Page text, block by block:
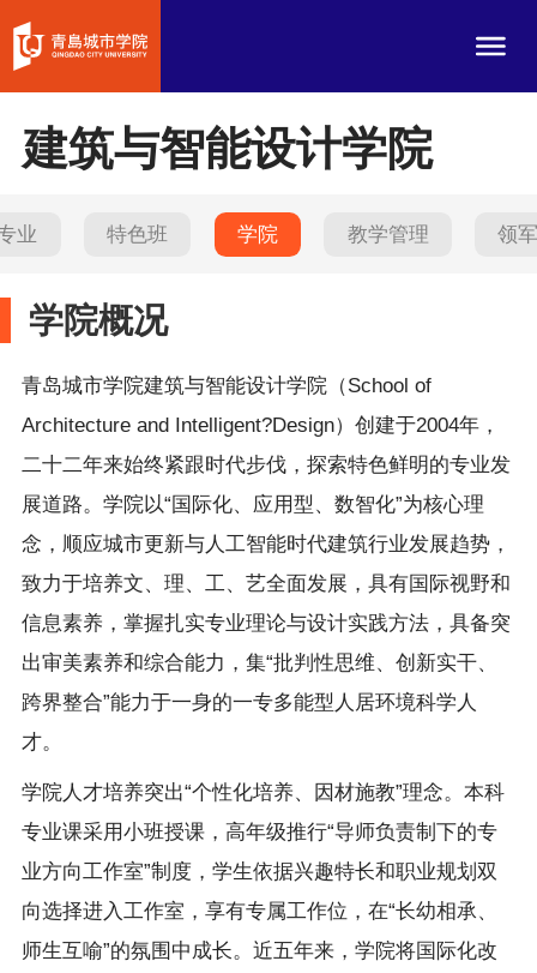
建筑与智能设计学院
业 特色班 学院 教学管理 领
学院概况
青岛城市学院建筑与智能设计学院（School of
Architecture and Intelligent?Design）创建于2004年，
二十二年来始终紧跟时代步伐，探索特色鲜明的专业发
展道路。学院以“国际化、应用型、数智化”为核心理
念，顺应城市更新与人工智能时代建筑行业发展趋势，
致力于培养文、理、工、艺全面发展，具有国际视野和
信息素养，掌握扎实专业理论与设计实践方法，具备突
出审美素养和综合能力，集“批判性思维、创新实干、
跨界整合”能力于一身的一专多能型人居环境科学人
才。
学院人才培养突出“个性化培养、因材施教”理念。本科
专业课采用小班授课，高年级推行“导师负责制下的专
业方向工作室”制度，学生依据兴趣特长和职业规划双
向选择进入工作室，享有专属工作位，在“长幼相承、
师生互喻”的氛围中成长。近五年来，学院将国际化改